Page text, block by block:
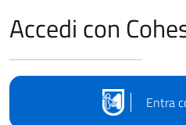
Accedi con
Entra